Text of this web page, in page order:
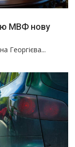
МВФ нову
Георгієва...